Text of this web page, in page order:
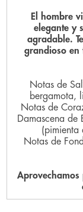
El hombre
elegante y
agradable.
grandioso en
Notas de
bergamota,
Notas de
Damascena
Notas de